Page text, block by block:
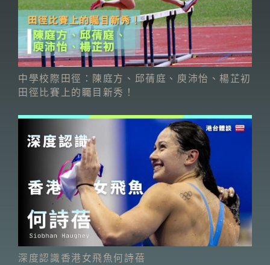
中學校際田徑：陳庭方、邱蒨庭、庾沛怡、楊芷初
田徑比賽上的矚目新秀！
深度認識香港女飛魚何詩蓓